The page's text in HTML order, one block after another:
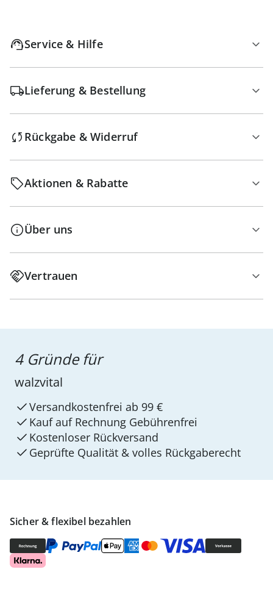
Service & Hilfe
Lieferung & Bestellung
Rückgabe & Widerruf
Aktionen & Rabatte
Über uns
Vertrauen
Sicher & flexibel bezahlen
4 Gründe für
walzvital
Versandkostenfrei ab 99 €
Kauf auf Rechnung Gebührenfrei
Kostenloser Rückversand
Geprüfte Qualität & volles Rückgaberecht